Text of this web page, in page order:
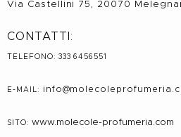
Via Castellini 75, 20070
CONTATTI:
TELEFONO: 333 6456551
E-MAIL: info@molecole
SITO: www.molecole-profumeria.com